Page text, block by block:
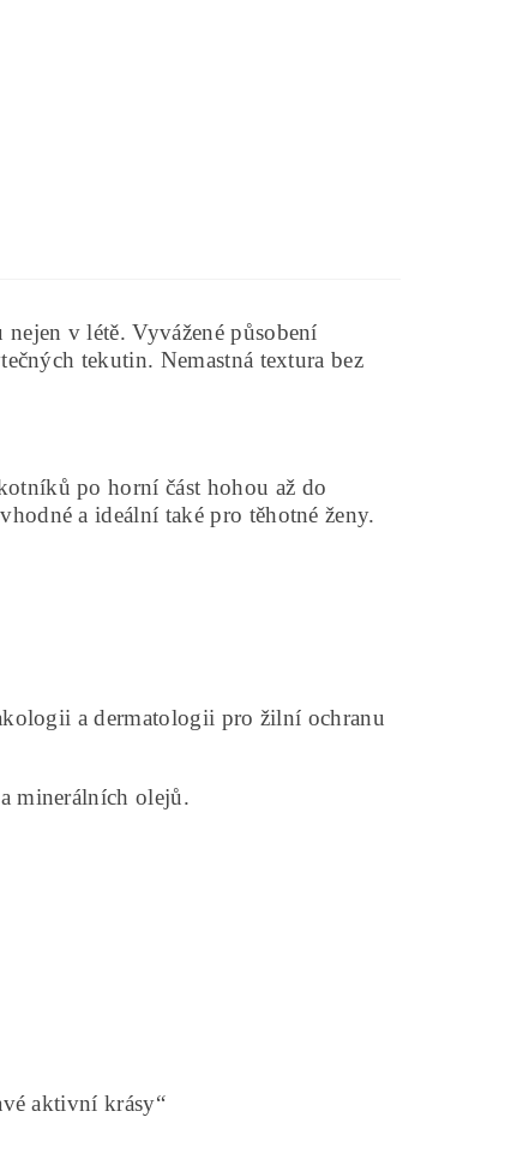
v létě. Vyvážené působení
tekutin. Nemastná textura bez
po horní část hohou až do
a ideální také pro těhotné ženy.
a dermatologii pro žilní ochranu
minerálních olejů.
aktivní krásy“